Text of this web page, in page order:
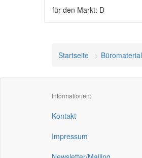
für den Markt: D
Startseite Büromaterial
Informationen:
Kontakt
Impressum